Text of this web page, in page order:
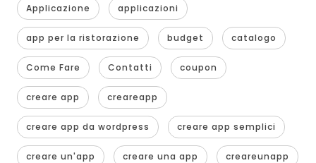
Applicazione applicazioni
app per la ristorazione budget catalogo
Come Fare Contatti coupon
creare app creareapp
creare app da wordpress creare app semplici
creare un'app creare una app creareunapp